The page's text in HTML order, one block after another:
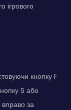
ігрового
кнопку F
S або
вправо за